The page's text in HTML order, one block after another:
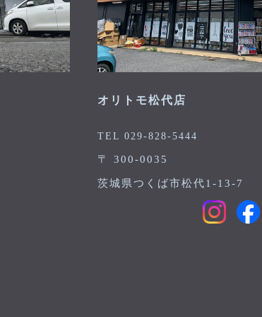
オリトモ松代店
TEL 029-828-5444
〒 300-0035
茨城県つくば市松代1-13-7